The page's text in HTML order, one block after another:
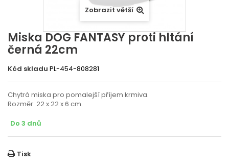
Zobrazit větší
Miska DOG FANTASY proti hltání
černá 22cm
Kód skladu PL-454-808281
Chytrá miska pro pomalejší příjem krmiva.
Rozměr: 22 x 22 x 6 cm.
Do 3 dnů
Tisk